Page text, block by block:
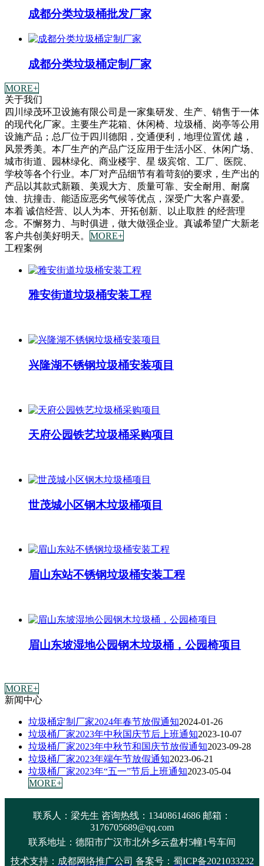
成都分类垃圾桶批发厂家
成都分类垃圾桶定制厂家
MORE+
关于我们
四川绿茂环卫设施有限公司是一家集研发、生产、销售于一体
的现代化厂家。主要生产花箱、休闲椅、垃圾桶、岗亭等公用
设施产品；总厂位于四川德阳，交通便利，地理位置优 越，
风景秀美。本厂生产的产品广泛应用于生活小区、休闲广场、
城市街道、园林绿化、商业楼宇、星 级宾馆、工厂、医院、
学校等各个行业。本厂对产品细节有着苛刻的要求，生产出的
产品以其款式新颖、美观大方、质量可靠、安全耐用、耐腐
蚀、抗撞击、能适应恶劣气候等优点，深受广大客户喜爱。
本着 诚信经营、以人为本、开拓创新、以止取胜 的经营理
念。不懈努力、与时俱进，做大做强企业。真诚希望广大新老
客户共创美好明天。 MORE+
工程案例
雅安街道垃圾桶安装工程
兴隆湖不锈钢垃圾桶安装项目
天府公园铁艺垃圾桶采购项目
世茂城小区钢木垃圾桶项目
眉山东站不锈钢垃圾桶安装工程
眉山东坡湿地公园钢木垃圾桶，公园椅项目
MORE+
新闻中心
垃圾桶定制厂家2024年春节放假通知2024-01-26
垃圾桶厂家2023年中秋国庆节后上班通知2023-10-07
垃圾桶厂家2023年中秋节和国庆节放假通知2023-09-28
垃圾桶厂家2023年端午节放假通知2023-06-21
垃圾桶厂家2023年“五一”节后上班通知2023-05-04
MORE+
联系人：梁先生 咨询热线：13408614686 邮箱：
3176705689@qq.com
联系地址： 德阳市广汉市北外乡云盘村5幢1号车间
技术支持： 成都网络推广公司 备案号： 蜀ICP备2021033232